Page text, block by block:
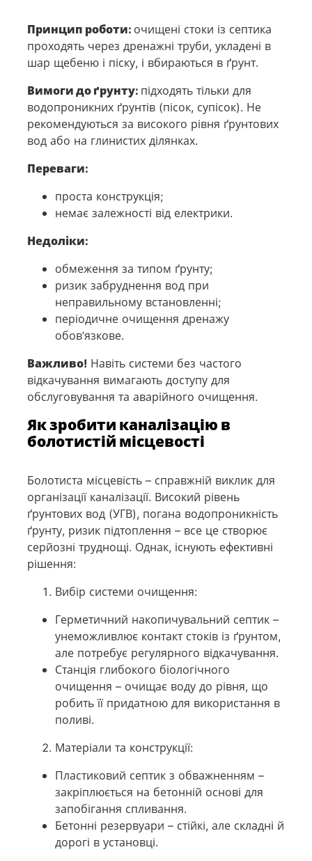
Принцип роботи: очищені стоки із септика
проходять через дренажні труби, укладені в
шар щебеню і піску, і вбираються в ґрунт.
Вимоги до ґрунту: підходять тільки для
водопроникних ґрунтів (пісок, супісок). Не
рекомендуються за високого рівня ґрунтових
вод або на глинистих ділянках.
Переваги:
проста конструкція;
немає залежності від електрики.
Недоліки:
обмеження за типом ґрунту;
ризик забруднення вод при
неправильному встановленні;
періодичне очищення дренажу
обов’язкове.
Важливо! Навіть системи без частого
відкачування вимагають доступу для
обслуговування та аварійного очищення.
Як зробити каналізацію в
болотистій місцевості
Болотиста місцевість – справжній виклик для
організації каналізації. Високий рівень
ґрунтових вод (УГВ), погана водопроникність
ґрунту, ризик підтоплення – все це створює
серйозні труднощі. Однак, існують ефективні
рішення:
Вибір системи очищення:
Герметичний накопичувальний септик –
унеможливлює контакт стоків із ґрунтом,
але потребує регулярного відкачування.
Станція глибокого біологічного
очищення – очищає воду до рівня, що
робить її придатною для використання в
поливі.
Матеріали та конструкції:
Пластиковий септик з обважненням –
закріплюється на бетонній основі для
запобігання спливання.
Бетонні резервуари – стійкі, але складні й
дорогі в установці.